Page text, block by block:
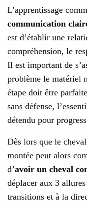
L’apprentissage
communication
est d’établir une
compréhension, le
Il est important de
problème le matériel
étape doit être
sans défense,
détendu pour
Dès lors que le
montée peut alors
d’avoir un cheval
déplacer aux 3
transitions et à la